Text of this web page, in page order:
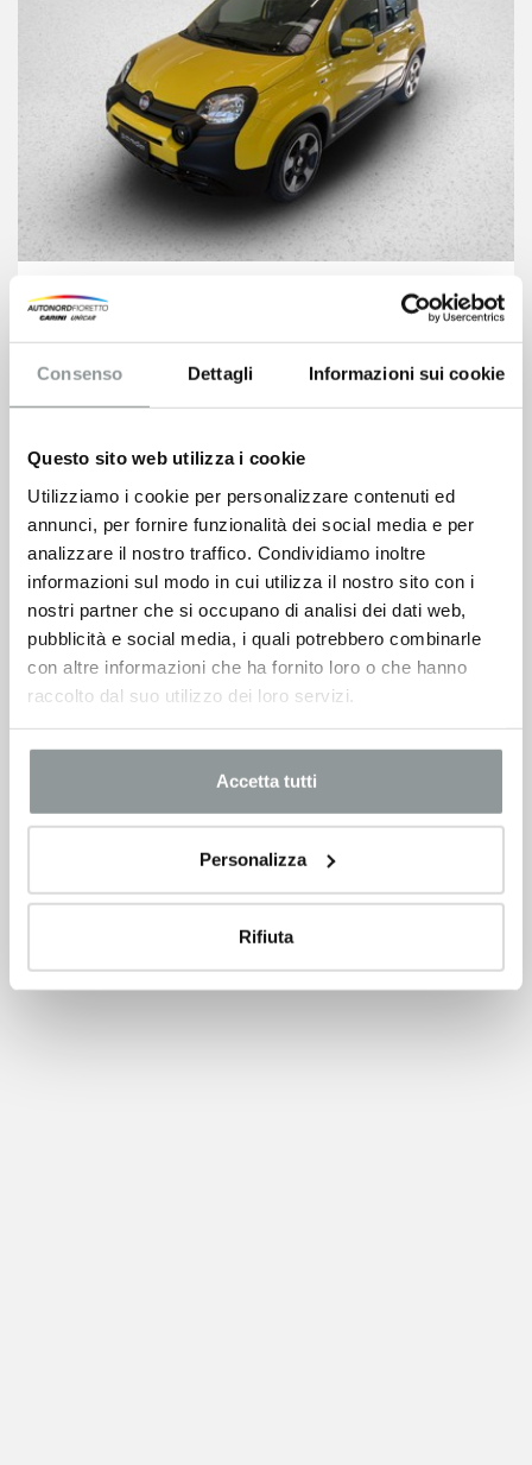
Consenso Dettagli Informazioni sui cookie
Questo sito web utilizza i cookie
Utilizziamo i cookie per personalizzare contenuti ed
annunci, per fornire funzionalità dei social media e per
analizzare il nostro traffico. Condividiamo inoltre
informazioni sul modo in cui utilizza il nostro sito con i
nostri partner che si occupano di analisi dei dati web,
pubblicità e social media, i quali potrebbero combinarle
con altre informazioni che ha fornito loro o che hanno
raccolto dal suo utilizzo dei loro servizi.
Accetta tutti
Personalizza
Rifiuta
Fiat Pandina